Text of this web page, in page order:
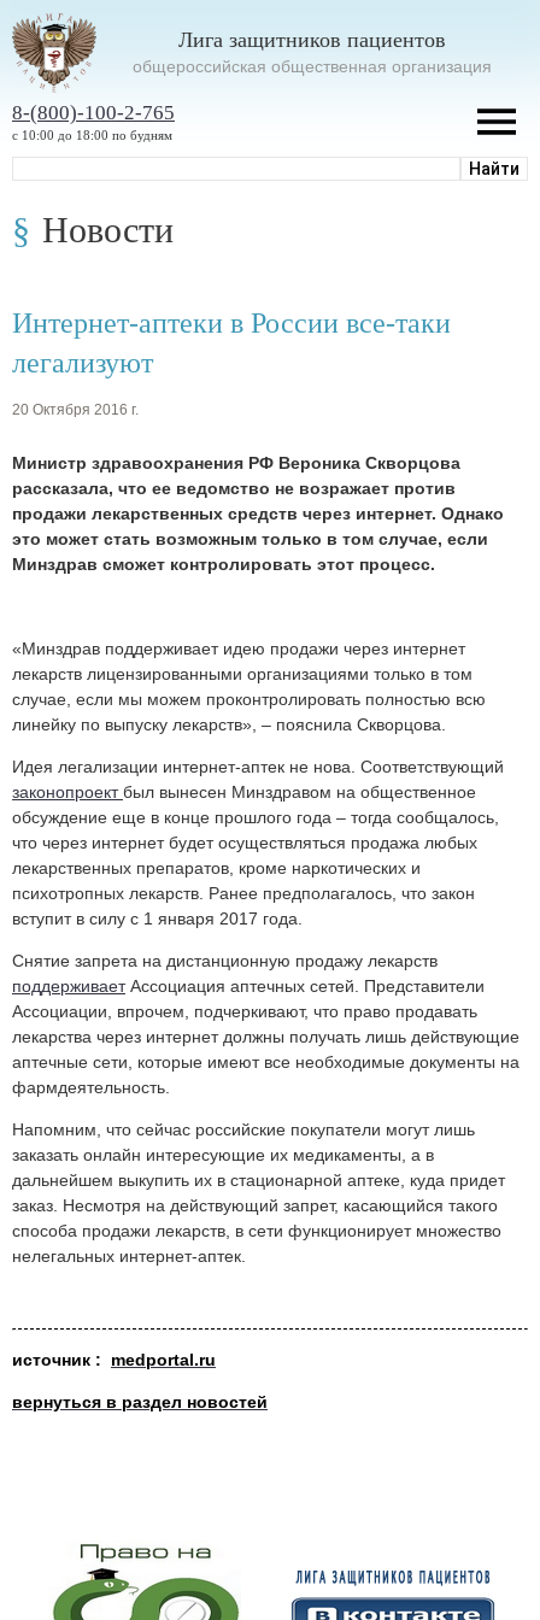
Лига защитников пациентов
oбщероссийская общественная организация
8-(800)-100-2-765
с 10:00 до 18:00 по будням
Новости
Интернет-аптеки в России все-таки
легализуют
20 Октября 2016 г.
Министр здравоохранения РФ Вероника Скворцова
рассказала, что ее ведомство не возражает против
продажи лекарственных средств через интернет. Однако
это может стать возможным только в том случае, если
Минздрав сможет контролировать этот процесс.
«Минздрав поддерживает идею продажи через интернет
лекарств лицензированными организациями только в том
случае, если мы можем проконтролировать полностью всю
линейку по выпуску лекарств», – пояснила Скворцова.
Идея легализации интернет-аптек не нова. Соответствующий
законопроектбыл вынесен Минздравом на общественное
обсуждение еще в конце прошлого года – тогда сообщалось,
что через интернет будет осуществляться продажа любых
лекарственных препаратов, кроме наркотических и
психотропных лекарств. Ранее предполагалось, что закон
вступит в силу с 1 января 2017 года.
Снятие запрета на дистанционную продажу лекарств
поддерживаетАссоциация аптечных сетей. Представители
Ассоциации, впрочем, подчеркивают, что право продавать
лекарства через интернет должны получать лишь действующие
аптечные сети, которые имеют все необходимые документы на
фармдеятельность.
Напомним, что сейчас российские покупатели могут лишь
заказать онлайн интересующие их медикаменты, а в
дальнейшем выкупить их в стационарной аптеке, куда придет
заказ. Несмотря на действующий запрет, касающийся такого
способа продажи лекарств, в сети функционирует множество
нелегальных интернет-аптек.
источник : medportal.ru
вернуться в раздел новостей